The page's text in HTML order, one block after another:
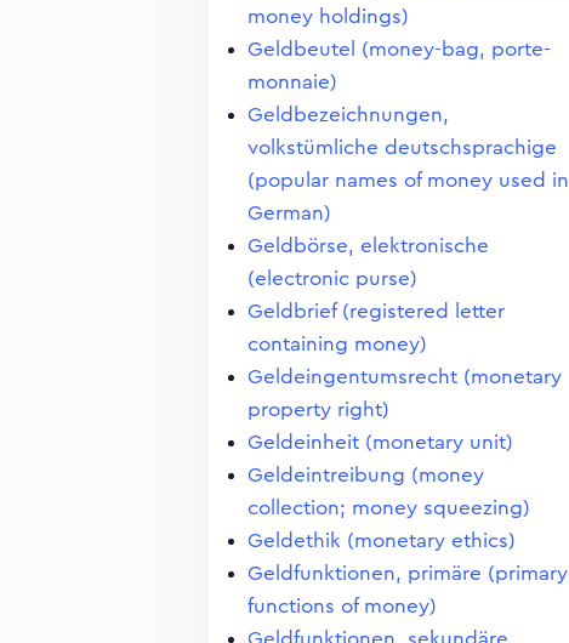
money holdings)
Geldbeutel (money-bag, porte-
monnaie)
Geldbezeichnungen,
volkstümliche deutschsprachige
(popular names of money used in
German)
Geldbörse, elektronische
(electronic purse)
Geldbrief (registered letter
containing money)
Geldeingentumsrecht (monetary
property right)
Geldeinheit (monetary unit)
Geldeintreibung (money
collection; money squeezing)
Geldethik (monetary ethics)
Geldfunktionen, primäre (primary
functions of money)
Geldfunktionen, sekundäre